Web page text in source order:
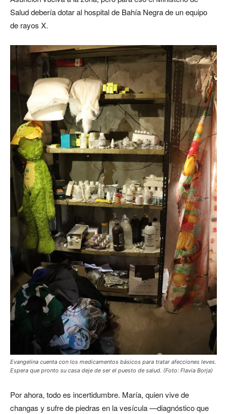
Salud debería dotar al hospital de Bahía Negra de un equipo
de rayos X.
Evangelina cuenta con los medicamentos básicos para tratar afecciones leves.
Espera que pronto su casa deje de ser el puesto de salud. (Foto: Flavia Borja)
Por ahora, todo es incertidumbre. María, quien vive de
changas y sufre de piedras en la vesícula —diagnóstico que